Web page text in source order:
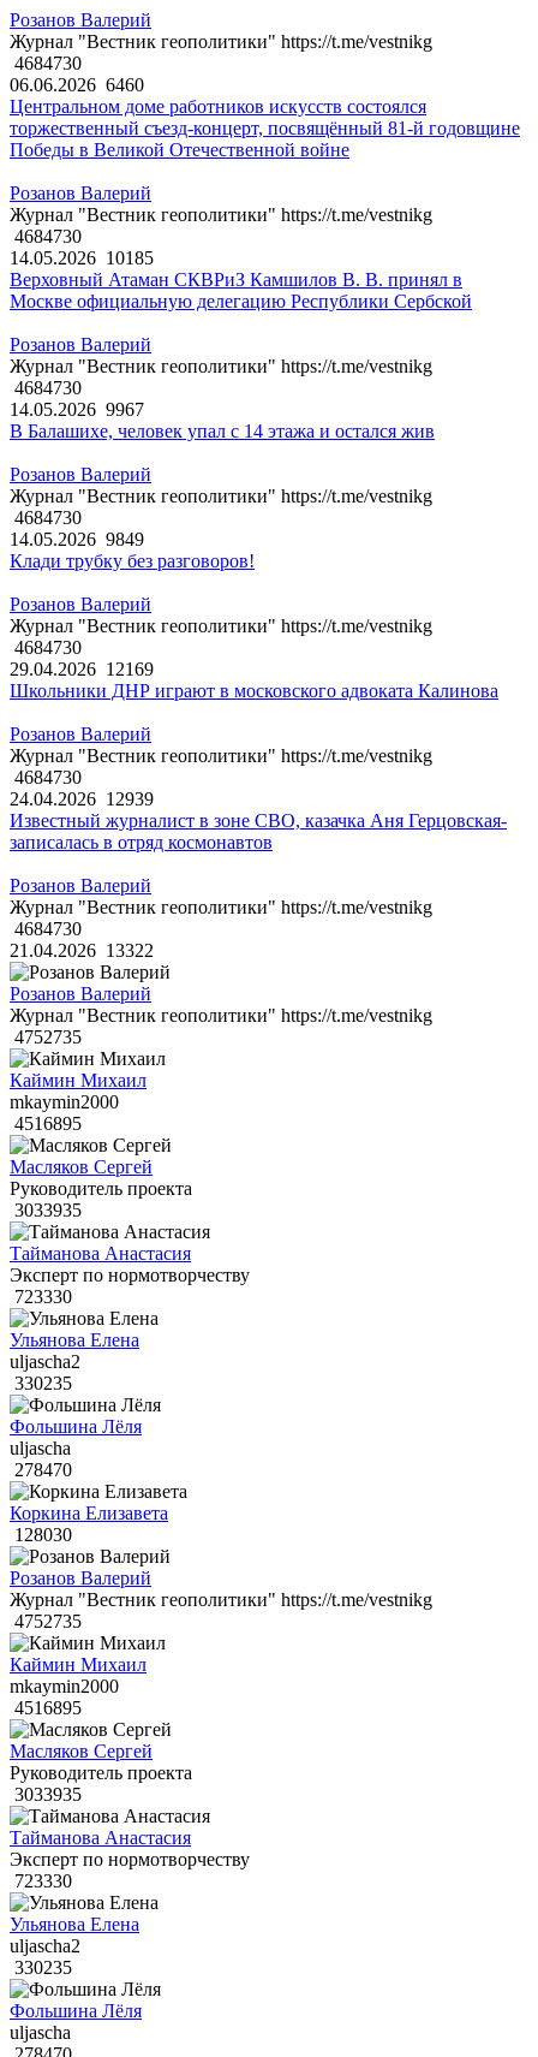
Розанов Валерий
Журнал "Вестник геополитики" https://t.me/vestnikg
4684730
06.06.2026 6460
Центральном доме работников искусств состоялся
торжественный съезд-концерт, посвящённый 81-й годовщине
Победы в Великой Отечественной войне
Розанов Валерий
Журнал "Вестник геополитики" https://t.me/vestnikg
4684730
14.05.2026 10185
Верховный Атаман СКВРиЗ Камшилов В. В. принял в
Москве официальную делегацию Республики Сербской
Розанов Валерий
Журнал "Вестник геополитики" https://t.me/vestnikg
4684730
14.05.2026 9967
В Балашихе, человек упал с 14 этажа и остался жив
Розанов Валерий
Журнал "Вестник геополитики" https://t.me/vestnikg
4684730
14.05.2026 9849
Клади трубку без разговоров!
Розанов Валерий
Журнал "Вестник геополитики" https://t.me/vestnikg
4684730
29.04.2026 12169
Школьники ДНР играют в московского адвоката Калинова
Розанов Валерий
Журнал "Вестник геополитики" https://t.me/vestnikg
4684730
24.04.2026 12939
Известный журналист в зоне СВО, казачка Аня Герцовская-
записалась в отряд космонавтов
Розанов Валерий
Журнал "Вестник геополитики" https://t.me/vestnikg
4684730
21.04.2026 13322
Розанов Валерий
Журнал "Вестник геополитики" https://t.me/vestnikg
4752735
Каймин Михаил
mkaymin2000
4516895
Масляков Сергей
Руководитель проекта
3033935
Тайманова Анастасия
Эксперт по нормотворчеству
723330
Ульянова Елена
uljascha2
330235
Фольшина Лёля
uljascha
278470
Коркина Елизавета
128030
Розанов Валерий
Журнал "Вестник геополитики" https://t.me/vestnikg
4752735
Каймин Михаил
mkaymin2000
4516895
Масляков Сергей
Руководитель проекта
3033935
Тайманова Анастасия
Эксперт по нормотворчеству
723330
Ульянова Елена
uljascha2
330235
Фольшина Лёля
uljascha